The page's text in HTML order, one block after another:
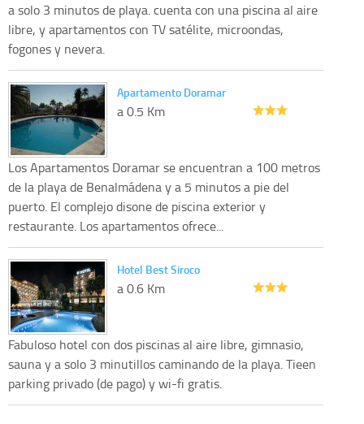
a solo 3 minutos de playa. cuenta con una piscina al aire
libre, y apartamentos con TV satélite, microondas,
fogones y nevera.
Apartamento Doramar
a 0.5 Km
Los Apartamentos Doramar se encuentran a 100 metros
de la playa de Benalmádena y a 5 minutos a pie del
puerto. El complejo disone de piscina exterior y
restaurante. Los apartamentos ofrece...
Hotel Best Siroco
a 0.6 Km
Fabuloso hotel con dos piscinas al aire libre, gimnasio,
sauna y a solo 3 minutillos caminando de la playa. Tieen
parking privado (de pago) y wi-fi gratis.